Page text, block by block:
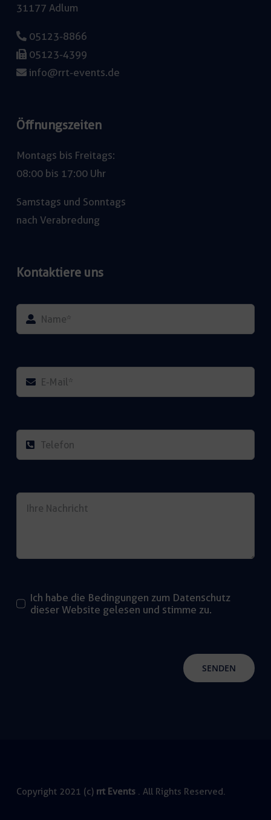
31177 Adlum
05123-8866
05123-4399
info@rrt-events.de
Öffnungszeiten
Montags bis Freitags:
08:00 bis 17:00 Uhr
Samstags und Sonntags
nach Verabredung
Kontaktiere uns
Ich habe die Bedingungen zum Datenschutz
dieser Website gelesen und stimme zu.
SENDEN
Copyright 2021 (c) rrt Events . All Rights Reserved.